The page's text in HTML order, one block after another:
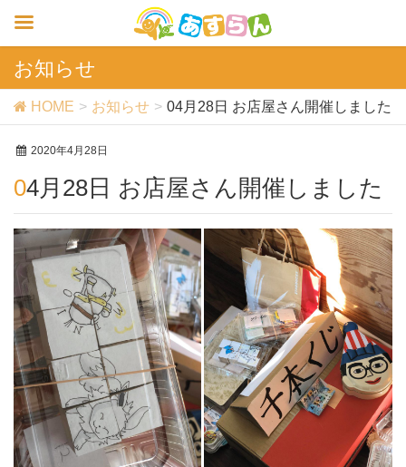
お知らせ
HOME お知らせ 04月28日 お店屋さん開催しました
2020年4月28日
04月28日 お店屋さん開催しました